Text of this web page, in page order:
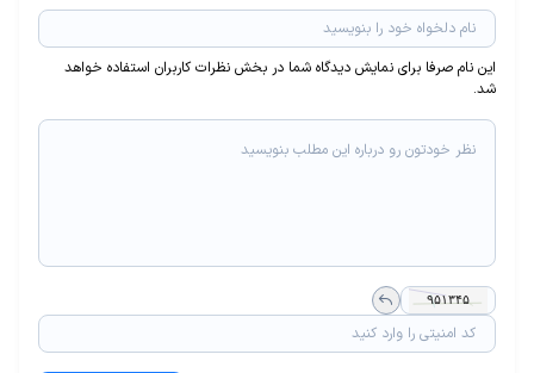
این نام صرفا برای نمایش دیدگاه شما در بخش نظرات کاربران استفاده خواهد
شد.